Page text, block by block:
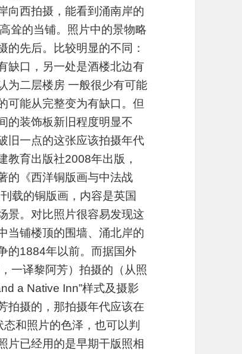
向西拍摄，能看到涌南岸的
耸的当铺。照片中的景物略
的先后。比较明显的不同：
缺口，另一处是酒楼北边有
为二层楼房 一般很少有可能
可能从完整变为有缺口。但
的装饰板新旧程度明显不
旧一点的这张应该拍摄年代
教育出版社2008年出版，
的《西洋铜版画与中法战
载的铜版画，内容是英国
景。对比照片很容易发现这
当铺楼顶的围墙、涌北岸的
的1884年以前。而据国外
一译黎阿芳）拍摄的（从照
a Native Inn”样式及摄影
拍摄的，那拍摄年代应该在
和照片的色泽，也可以判
片已经用的是早期干版照相